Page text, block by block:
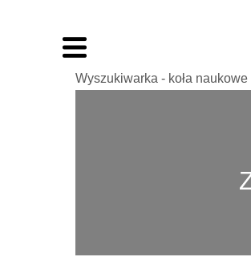
Wyszukiwarka - koła